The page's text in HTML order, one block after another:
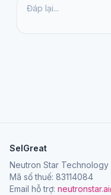
SelGreat
Neutron Star Technology
Mã số thuế: 83114084
Email hỗ trợ: